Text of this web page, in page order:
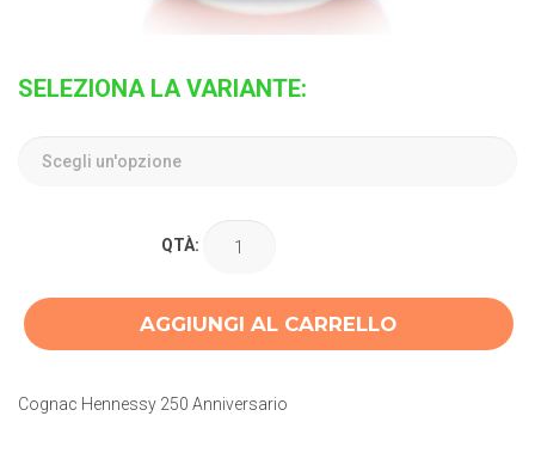
SELEZIONA LA VARIANTE:
QTÀ:
AGGIUNGI AL CARRELLO
Cognac Hennessy 250 Anniversario